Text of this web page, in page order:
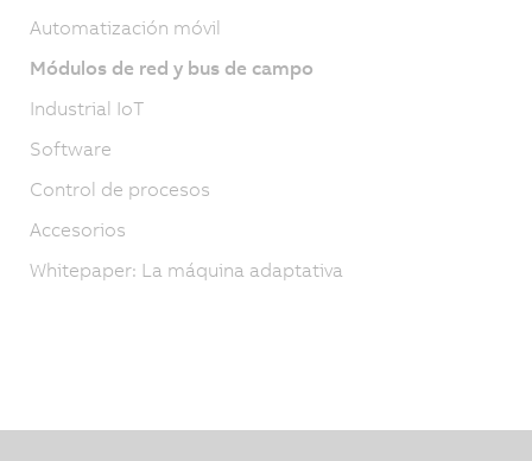
Automatización móvil
Módulos de red y bus de campo
Industrial IoT
Software
Control de procesos
Accesorios
Whitepaper: La máquina adaptativa